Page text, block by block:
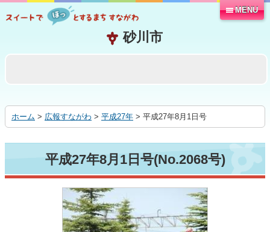
る
MENU
ホーム > 広報すながわ > 平成27年 > 平成27年8月1日号
平成27年8月1日号(No.2068号)